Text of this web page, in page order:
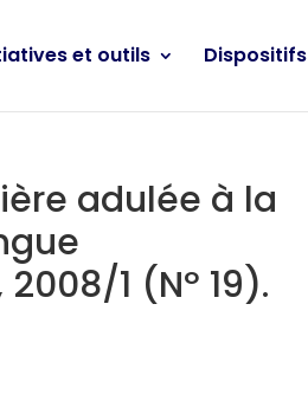
et outils Dispositifs
adulée à la
1 (Nº 19).